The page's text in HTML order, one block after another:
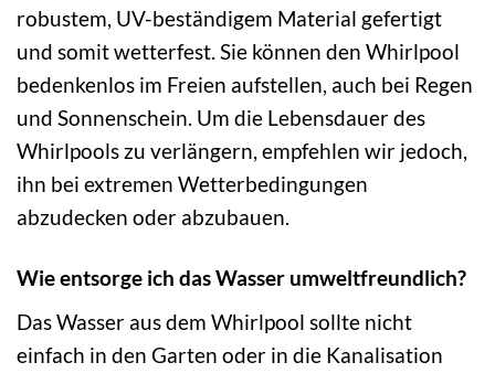
robustem, UV-beständigem Material gefertigt
und somit wetterfest. Sie können den Whirlpool
bedenkenlos im Freien aufstellen, auch bei Regen
und Sonnenschein. Um die Lebensdauer des
Whirlpools zu verlängern, empfehlen wir jedoch,
ihn bei extremen Wetterbedingungen
abzudecken oder abzubauen.
Wie entsorge ich das Wasser umweltfreundlich?
Das Wasser aus dem Whirlpool sollte nicht
einfach in den Garten oder in die Kanalisation